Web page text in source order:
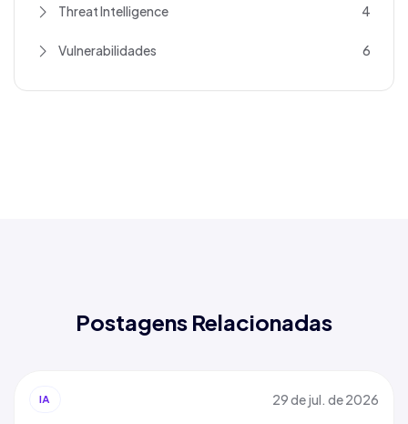
Threat Intelligence 4
Vulnerabilidades 6
Postagens Relacionadas
IA 29 de jul. de 2026